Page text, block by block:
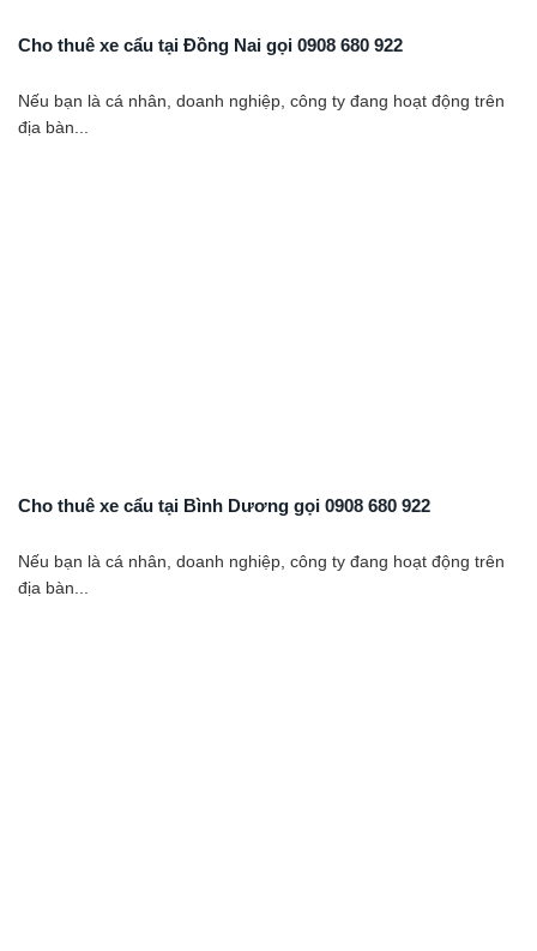
Cho thuê xe cẩu tại Đồng Nai gọi 0908 680 922
Nếu bạn là cá nhân, doanh nghiệp, công ty đang hoạt động trên
địa bàn...
Cho thuê xe cẩu tại Bình Dương gọi 0908 680 922
Nếu bạn là cá nhân, doanh nghiệp, công ty đang hoạt động trên
địa bàn...